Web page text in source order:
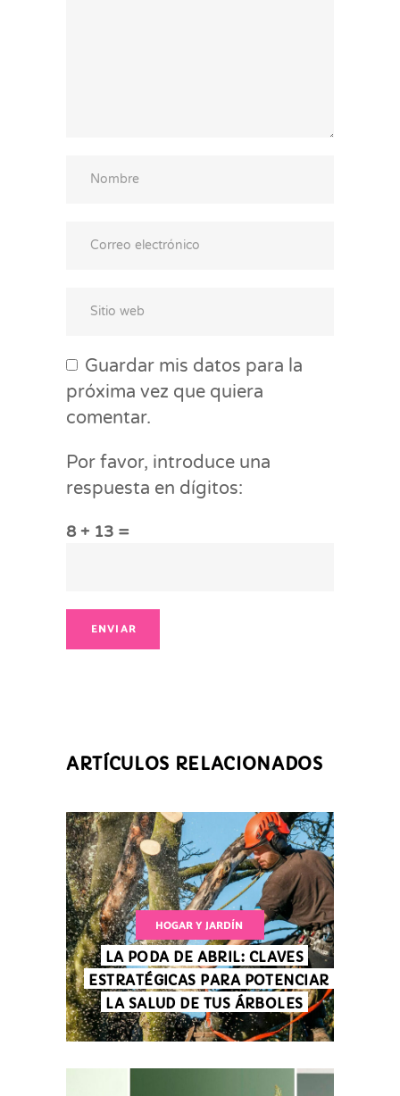
Guardar mis datos para la
próxima vez que quiera
comentar.
Por favor, introduce una
respuesta en dígitos:
8 + 13 =
ENVIAR
ARTÍCULOS RELACIONADOS
HOGAR Y JARDÍN
LA PODA DE ABRIL: CLAVES
ESTRATÉGICAS PARA POTENCIAR
LA SALUD DE TUS ÁRBOLES